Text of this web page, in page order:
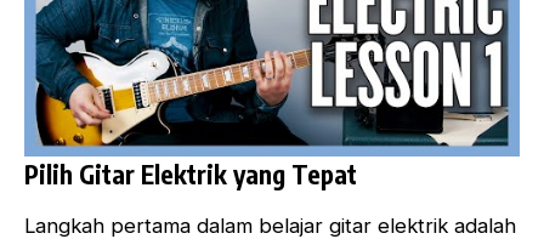
Pilih Gitar Elektrik yang Tepat
Langkah pertama dalam belajar gitar elektrik adalah